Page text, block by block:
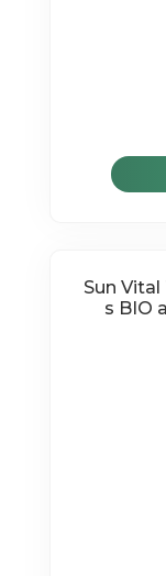
Sun
s BIO